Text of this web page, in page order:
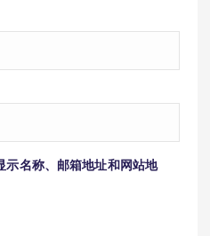
示名称、邮箱地址和网站地